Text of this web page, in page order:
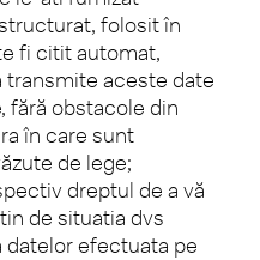
folosit în
fi citit automat,
transmite aceste date
fără obstacole din
în care sunt
de lege;
dreptul de a vă
de situatia dvs
datelor efectuata pe